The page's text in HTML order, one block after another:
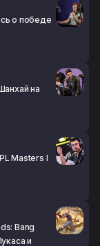
о победе
на
Masters I
Bang
и